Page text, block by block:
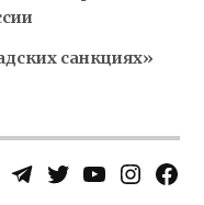
санкциях»
Telegram
TwitterYouTubeInstagram